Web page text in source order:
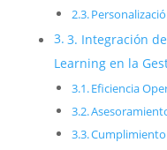
3. Integración
Learning en la
Eficiencia